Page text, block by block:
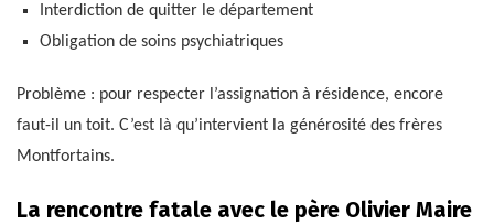
Interdiction de quitter le département
Obligation de soins psychiatriques
Problème : pour respecter l’assignation à résidence, encore
faut-il un toit. C’est là qu’intervient la générosité des frères
Montfortains.
La rencontre fatale avec le père Olivier Maire